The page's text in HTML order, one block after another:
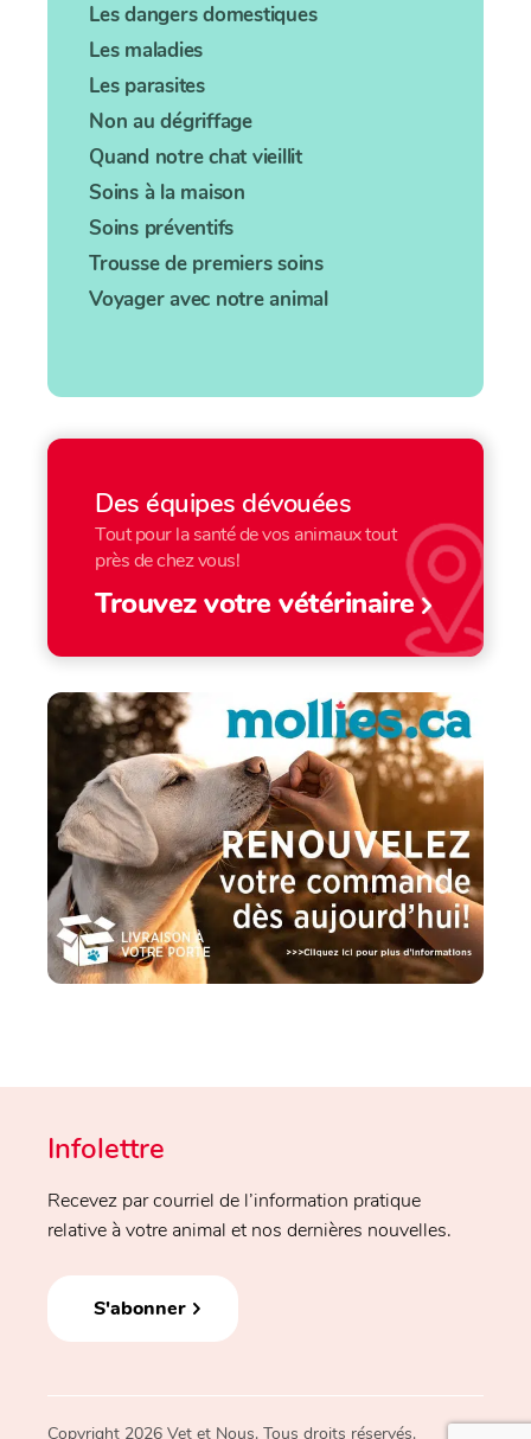
Les dangers domestiques
Les maladies
Les parasites
Non au dégriffage
Quand notre chat vieillit
Soins à la maison
Soins préventifs
Trousse de premiers soins
Voyager avec notre animal
Des équipes dévouées
Tout pour la santé de vos animaux tout
près de chez vous!
Trouvez votre vétérinaire
Infolettre
Recevez par courriel de l’information pratique
relative à votre animal et nos dernières nouvelles.
S'abonner
Copyright 2026 Vet et Nous. Tous droits réservés.